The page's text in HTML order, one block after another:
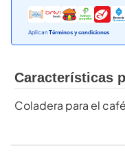
carne
Aplican Términos y condiciones
Características
Coladera para el